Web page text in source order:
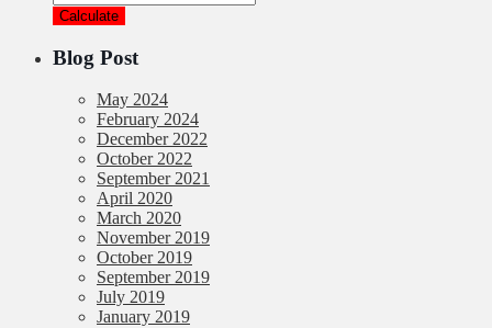
Calculate
Blog Post
May 2024
February 2024
December 2022
October 2022
September 2021
April 2020
March 2020
November 2019
October 2019
September 2019
July 2019
January 2019